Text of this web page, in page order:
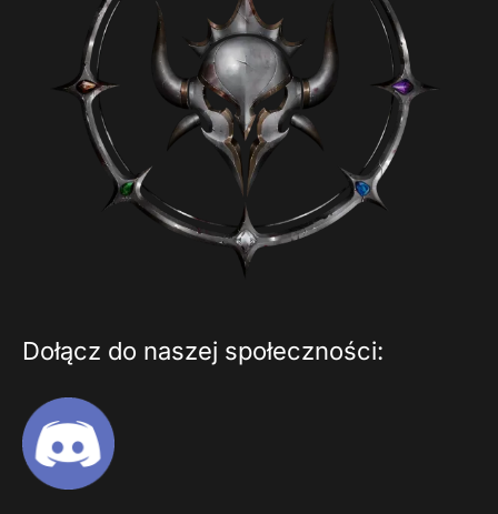
Dołącz do naszej społeczności: